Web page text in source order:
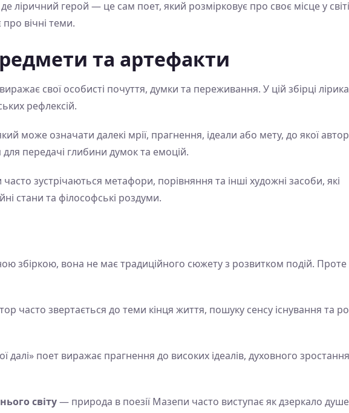
ліричний герой — це сам поет, який розмірковує про своє місце у
про вічні теми.
та артефакти
свої особисті почуття, думки та переживання. У цій збірці
рефлексій.
може означати далекі мрії, прагнення, ідеали або мету, до якої
передачі глибини думок та емоцій.
зустрічаються метафори, порівняння та інші художні засоби, які
стани та філософські роздуми.
збіркою, вона не має традиційного сюжету з розвитком подій.
часто звертається до теми кінця життя, пошуку сенсу існування та
далі» поет виражає прагнення до високих ідеалів, духовного
світу— природа в поезії Мазепи часто виступає як дзеркало